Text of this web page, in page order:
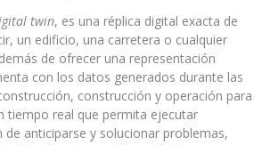
twin, es una réplica digital exacta de
un edificio, una carretera o cualquier
de ofrecer una representación
con los datos generados durante las
construcción y operación para
tiempo real que permita ejecutar
de anticiparse y solucionar problemas,